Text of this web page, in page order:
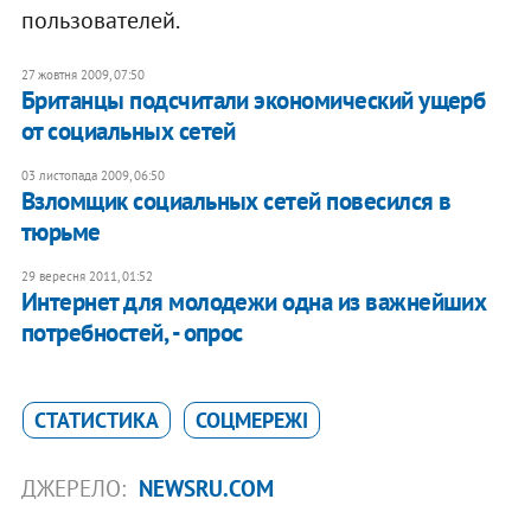
пользователей.
27 жовтня 2009, 07:50
Британцы подсчитали экономический ущерб
от социальных сетей
03 листопада 2009, 06:50
Взломщик социальных сетей повесился в
тюрьме
29 вересня 2011, 01:52
​Интернет для молодежи одна из важнейших
потребностей, - опрос
СТАТИСТИКА СОЦМЕРЕЖІ
ДЖЕРЕЛО: NEWSRU.COM